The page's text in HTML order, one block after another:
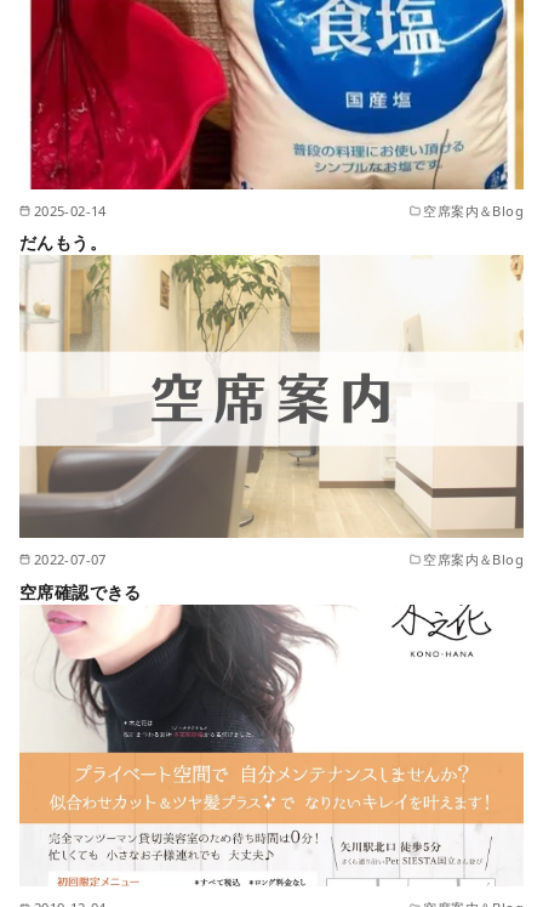
2025-02-14 空席案内＆Blog
だんもう。
2022-07-07 空席案内＆Blog
空席確認できる